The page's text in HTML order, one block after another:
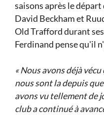
saisons après le
David Beckham et
Old Trafford durant
Ferdinand pense qu'il
« Nous avons déjà
nous sont la depuis
avons vu tellement de
club a continué à